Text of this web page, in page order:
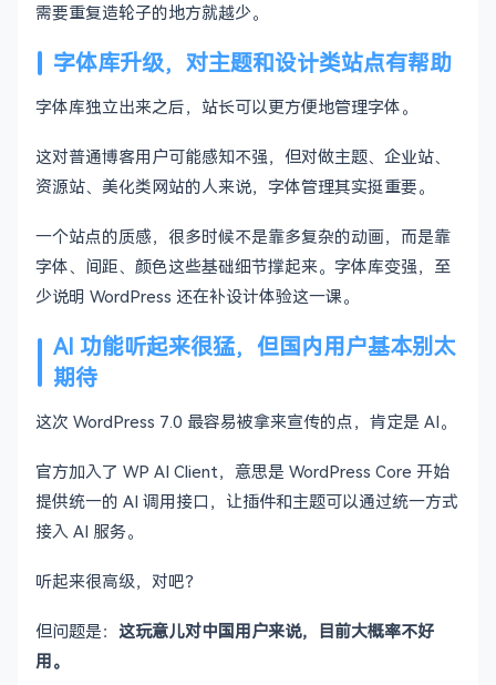
需要重复造轮子的地方就越少。
字体库升级，对主题和设计类站点有帮助
字体库独立出来之后，站长可以更方便地管理字体。
这对普通博客用户可能感知不强，但对做主题、企业站、
资源站、美化类网站的人来说，字体管理其实挺重要。
一个站点的质感，很多时候不是靠多复杂的动画，而是靠
字体、间距、颜色这些基础细节撑起来。字体库变强，至
少说明 WordPress 还在补设计体验这一课。
AI 功能听起来很猛，但国内用户基本别太
期待
这次 WordPress 7.0 最容易被拿来宣传的点，肯定是 AI。
官方加入了 WP AI Client，意思是 WordPress Core 开始
提供统一的 AI 调用接口，让插件和主题可以通过统一方式
接入 AI 服务。
听起来很高级，对吧？
但问题是： 这玩意儿对中国用户来说，目前大概率不好
用。